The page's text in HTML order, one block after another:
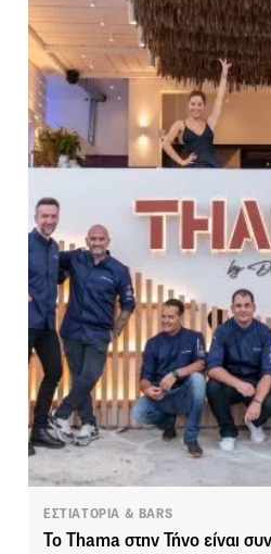
ΕΣΤΙΑΤΟΡΙΑ & BARS
Το Thama στην Τήνο είναι